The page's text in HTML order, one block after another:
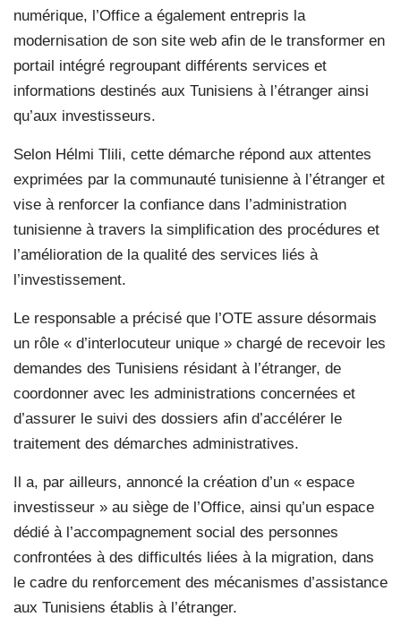
numérique, l’Office a également entrepris la
modernisation de son site web afin de le transformer en
portail intégré regroupant différents services et
informations destinés aux Tunisiens à l’étranger ainsi
qu’aux investisseurs.
Selon Hélmi Tlili, cette démarche répond aux attentes
exprimées par la communauté tunisienne à l’étranger et
vise à renforcer la confiance dans l’administration
tunisienne à travers la simplification des procédures et
l’amélioration de la qualité des services liés à
l’investissement.
Le responsable a précisé que l’OTE assure désormais
un rôle « d’interlocuteur unique » chargé de recevoir les
demandes des Tunisiens résidant à l’étranger, de
coordonner avec les administrations concernées et
d’assurer le suivi des dossiers afin d’accélérer le
traitement des démarches administratives.
Il a, par ailleurs, annoncé la création d’un « espace
investisseur » au siège de l’Office, ainsi qu’un espace
dédié à l’accompagnement social des personnes
confrontées à des difficultés liées à la migration, dans
le cadre du renforcement des mécanismes d’assistance
aux Tunisiens établis à l’étranger.